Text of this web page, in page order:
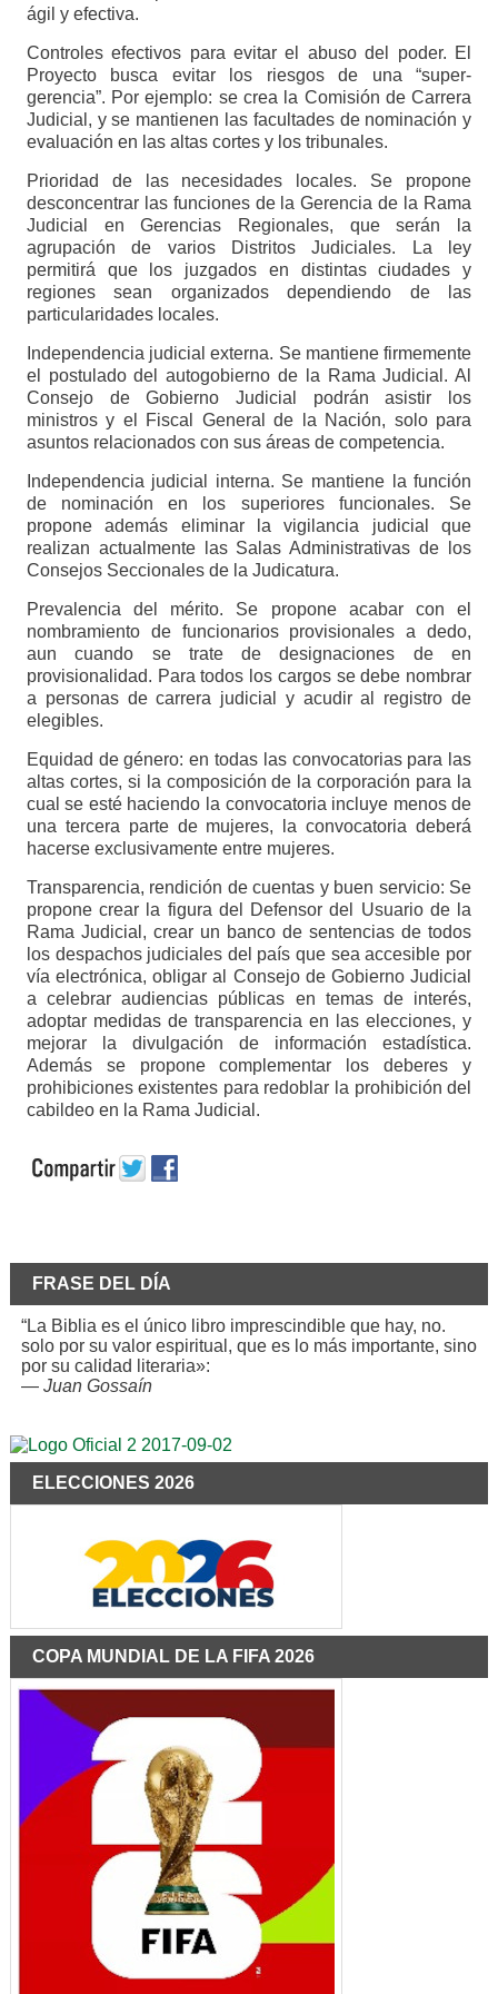
ágil y efectiva.
Controles efectivos para evitar el abuso del poder. El
Proyecto busca evitar los riesgos de una “super-
gerencia”. Por ejemplo: se crea la Comisión de Carrera
Judicial, y se mantienen las facultades de nominación y
evaluación en las altas cortes y los tribunales.
Prioridad de las necesidades locales. Se propone
desconcentrar las funciones de la Gerencia de la Rama
Judicial en Gerencias Regionales, que serán la
agrupación de varios Distritos Judiciales. La ley
permitirá que los juzgados en distintas ciudades y
regiones sean organizados dependiendo de las
particularidades locales.
Independencia judicial externa. Se mantiene firmemente
el postulado del autogobierno de la Rama Judicial. Al
Consejo de Gobierno Judicial podrán asistir los
ministros y el Fiscal General de la Nación, solo para
asuntos relacionados con sus áreas de competencia.
Independencia judicial interna. Se mantiene la función
de nominación en los superiores funcionales. Se
propone además eliminar la vigilancia judicial que
realizan actualmente las Salas Administrativas de los
Consejos Seccionales de la Judicatura.
Prevalencia del mérito. Se propone acabar con el
nombramiento de funcionarios provisionales a dedo,
aun cuando se trate de designaciones de en
provisionalidad. Para todos los cargos se debe nombrar
a personas de carrera judicial y acudir al registro de
elegibles.
Equidad de género: en todas las convocatorias para las
altas cortes, si la composición de la corporación para la
cual se esté haciendo la convocatoria incluye menos de
una tercera parte de mujeres, la convocatoria deberá
hacerse exclusivamente entre mujeres.
Transparencia, rendición de cuentas y buen servicio: Se
propone crear la figura del Defensor del Usuario de la
Rama Judicial, crear un banco de sentencias de todos
los despachos judiciales del país que sea accesible por
vía electrónica, obligar al Consejo de Gobierno Judicial
a celebrar audiencias públicas en temas de interés,
adoptar medidas de transparencia en las elecciones, y
mejorar la divulgación de información estadística.
Además se propone complementar los deberes y
prohibiciones existentes para redoblar la prohibición del
cabildeo en la Rama Judicial.
FRASE DEL DÍA
“La Biblia es el único libro imprescindible que hay, no.
solo por su valor espiritual, que es lo más importante, sino
por su calidad literaria»:
— Juan Gossaín
ELECCIONES 2026
COPA MUNDIAL DE LA FIFA 2026